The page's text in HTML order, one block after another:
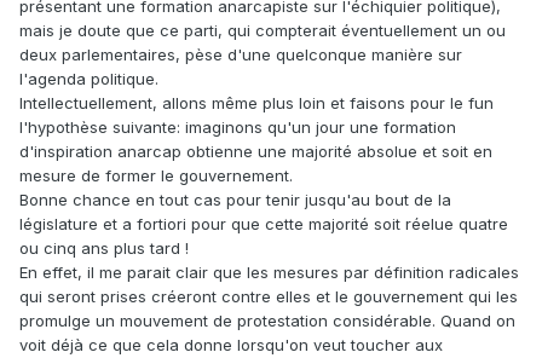
présentant une formation anarcapiste sur l'échiquier politique),
mais je doute que ce parti, qui compterait éventuellement un ou
deux parlementaires, pèse d'une quelconque manière sur
l'agenda politique.
Intellectuellement, allons même plus loin et faisons pour le fun
l'hypothèse suivante: imaginons qu'un jour une formation
d'inspiration anarcap obtienne une majorité absolue et soit en
mesure de former le gouvernement.
Bonne chance en tout cas pour tenir jusqu'au bout de la
législature et a fortiori pour que cette majorité soit réelue quatre
ou cinq ans plus tard !
En effet, il me parait clair que les mesures par définition radicales
qui seront prises créeront contre elles et le gouvernement qui les
promulge un mouvement de protestation considérable. Quand on
voit déjà ce que cela donne lorsqu'on veut toucher aux